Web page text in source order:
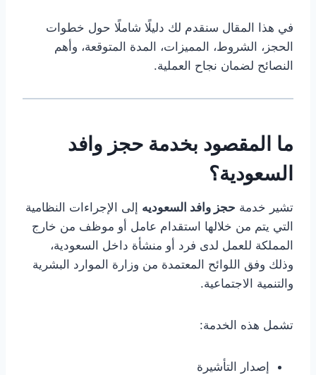
في هذا المقال سنقدم لك دليلًا شاملًا حول خطوات
الحجز، الشروط، المميزات، المدة المتوقعة، وأهم
النصائح لضمان نجاح العملية.
ما المقصود بخدمة حجز وافد
السعودية؟
تشير خدمة حجز وافد السعوديه إلى الإجراءات النظامية
التي يتم من خلالها استقدام عامل أو موظف من خارج
المملكة للعمل لدى فرد أو منشأة داخل السعودية،
وذلك وفق اللوائح المعتمدة من وزارة الموارد البشرية
والتنمية الاجتماعية.
تشمل هذه الخدمة:
إصدار التأشيرة